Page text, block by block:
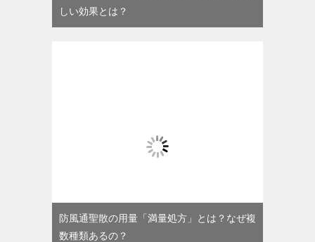
しい効果とは？
防風通聖散の用量「満量処方」とは？なぜ複
数種類あるの？